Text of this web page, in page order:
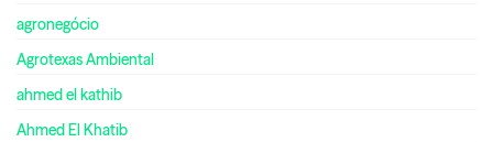
agronegócio
Agrotexas Ambiental
ahmed el kathib
Ahmed El Khatib